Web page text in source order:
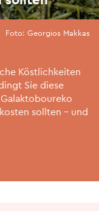
Foto: Georgios Makkas
Köstlichkeiten
Sie diese
sollten – und